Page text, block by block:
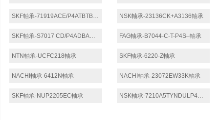
NSK軸承-23136CK+A3136軸承
FAG軸承-B7044-C-T-P4S–軸承
NTN軸承-UCFC218軸承 SKF軸承-6220-Z軸承
NACHI軸承-6412N軸承 NACHI軸承-23072EW33K軸承
SKF軸承-NUP2205EC軸承